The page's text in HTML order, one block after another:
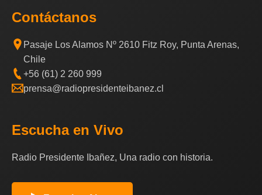
Contáctanos
Pasaje Los Alamos Nº 2610 Fitz Roy, Punta Arenas,
Chile
+56 (61) 2 260 999
prensa@radiopresidenteibanez.cl
Escucha en Vivo
Radio Presidente Ibañez, Una radio con historia.